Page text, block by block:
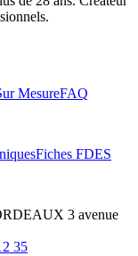
MesureFAQ
Fiches FDES
3 avenue
35